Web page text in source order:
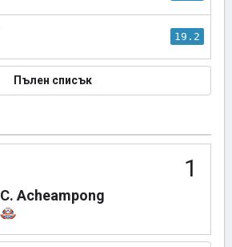
19.2
Пълен списък
1
C. Acheampong